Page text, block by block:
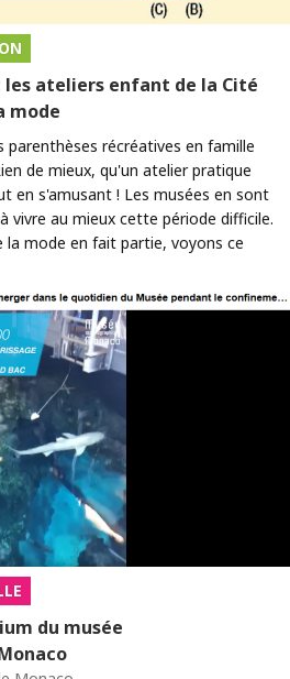
ateliers enfant de la Cité
mode
récréatives en famille
de mieux, qu'un atelier pratique
en s'amusant ! Les musées en sont
vivre au mieux cette période difficile.
la mode en fait partie, voyons ce
du musée